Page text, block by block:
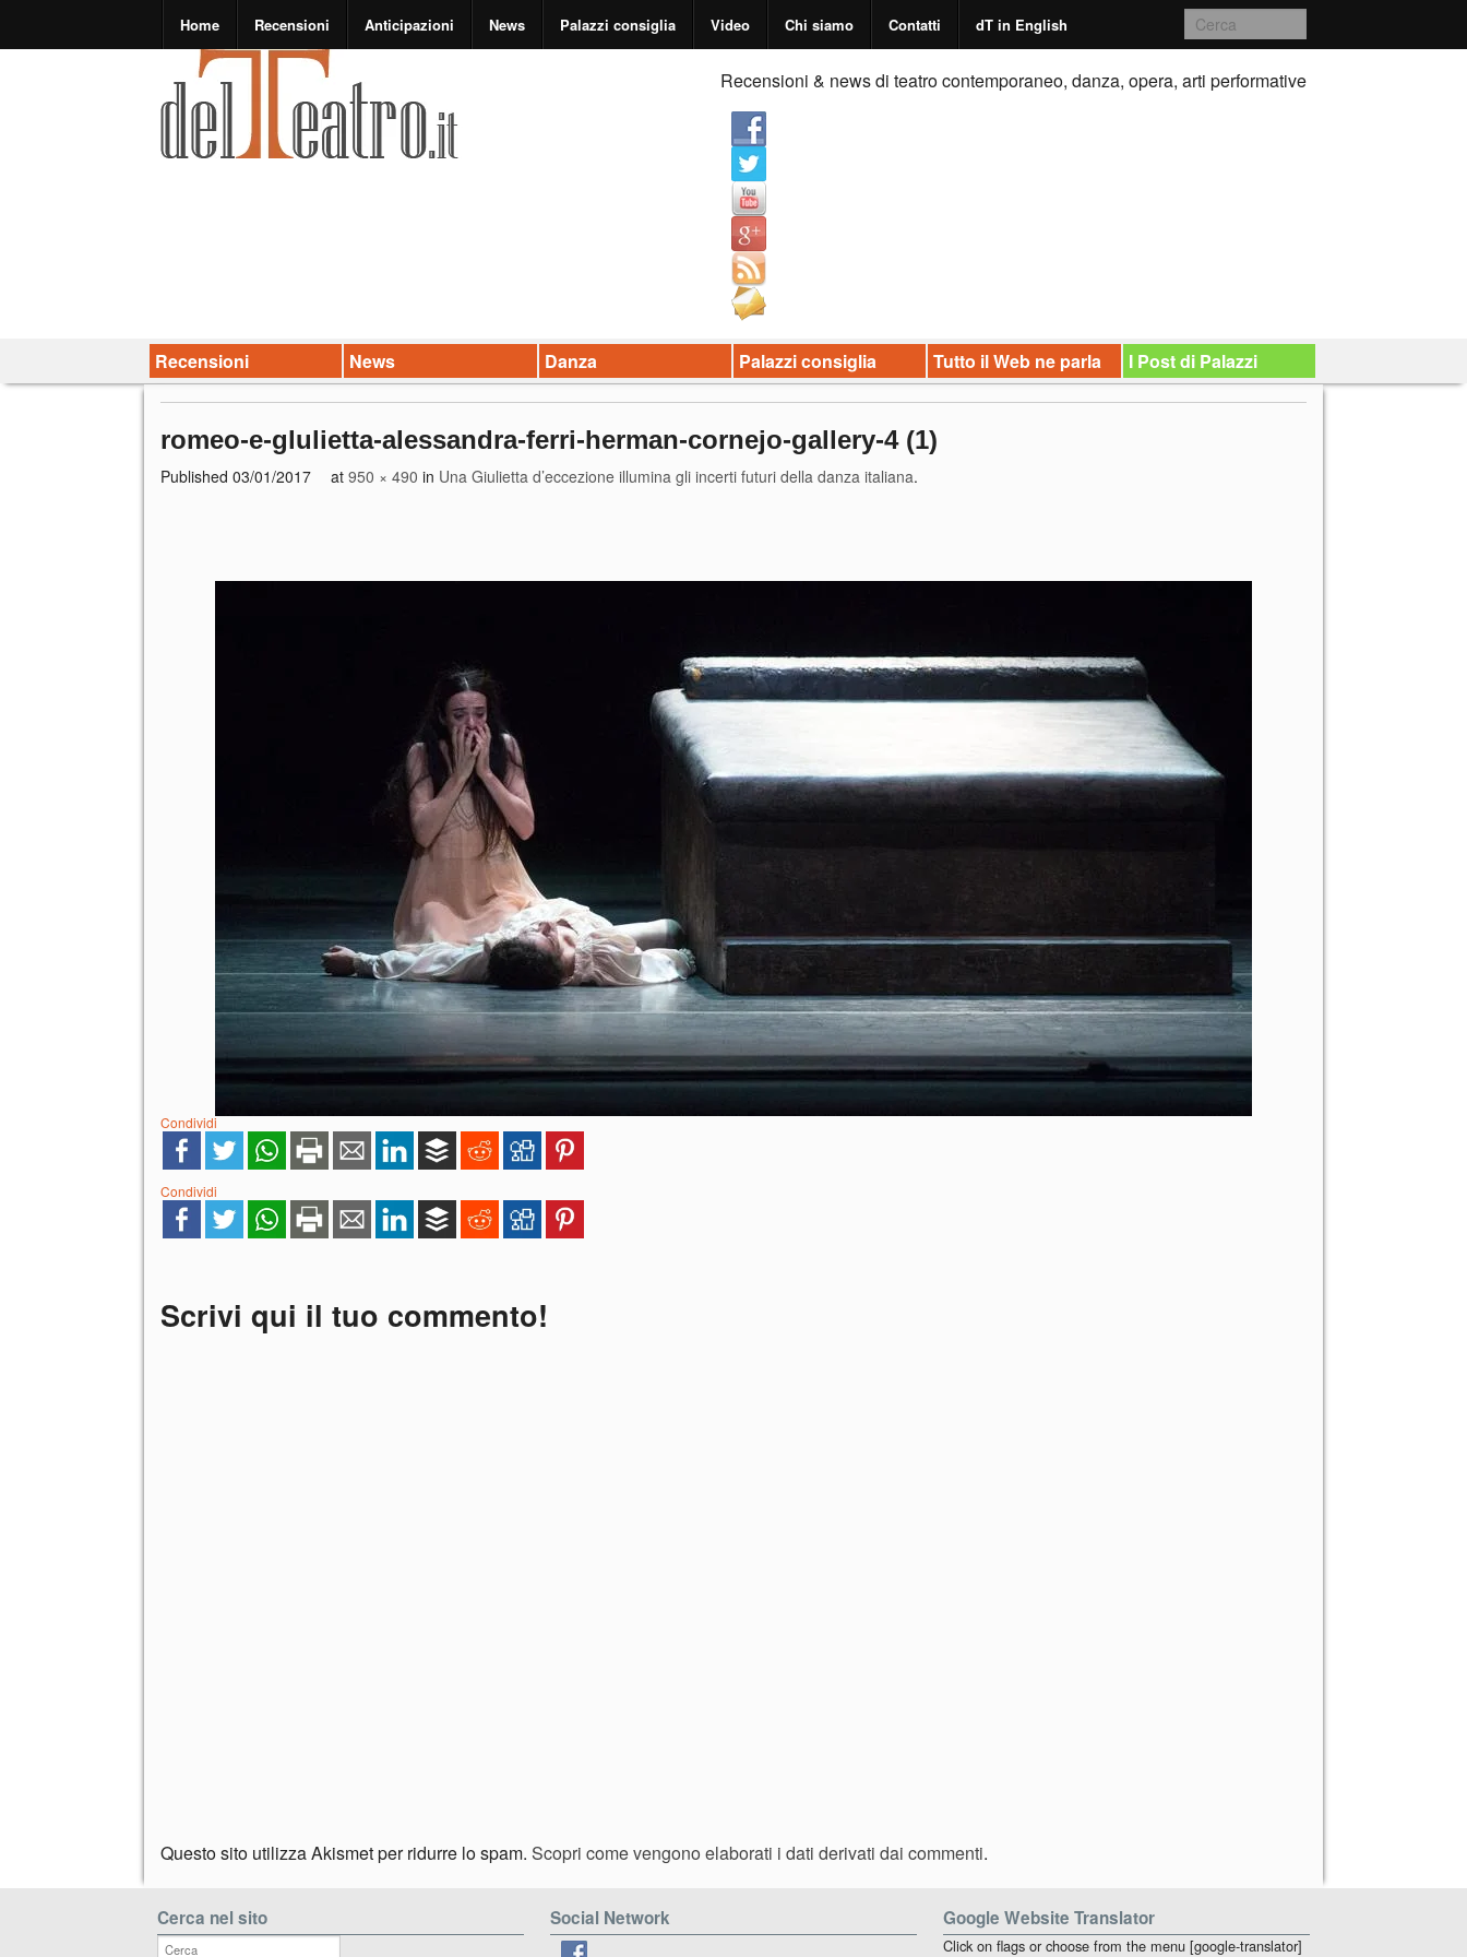
Home Recensioni Anticipazioni News Palazzi consiglia Video Chi siamo Contatti dT in English
Recensioni & news di teatro contemporaneo, danza, opera, arti performative
Recensioni News Danza Palazzi consiglia Tutto il Web ne parla I Post di Palazzi
romeo-e-glulietta-alessandra-ferri-herman-cornejo-gallery-4 (1)
Published 03/01/2017 at 950 × 490 in Una Giulietta d’eccezione illumina gli incerti futuri della danza italiana.
Condividi
Condividi
Scrivi qui il tuo commento!
Questo sito utilizza Akismet per ridurre lo spam. Scopri come vengono elaborati i dati derivati dai commenti.
Cerca nel sito Social Network Google Website Translator
Click on flags or choose from the menu [google-translator]